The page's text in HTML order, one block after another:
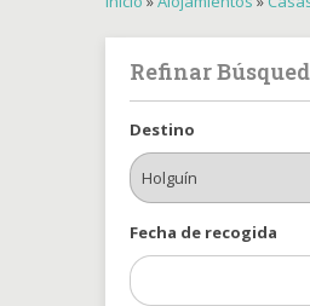
Refinar
Destino
Fecha de recogida